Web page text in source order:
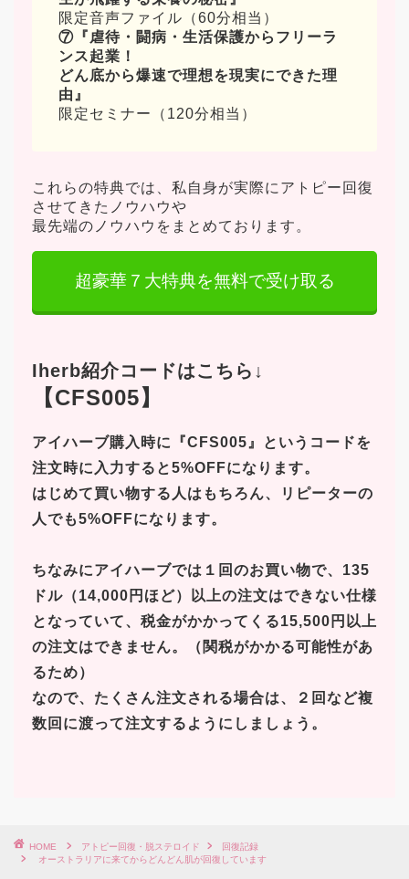
限定音声ファイル（60分相当）
⑦ 『虐待・闘病・生活保護からフリーラ
ンス起業！
どん底から爆速で理想を現実にできた理
由』
限定セミナー（120分相当）
これらの特典では、私自身が実際にアトピー回復
させてきたノウハウや
最先端のノウハウをまとめております。
超豪華７大特典を無料で受け取る
Iherb紹介コードはこちら↓
【CFS005】
アイハーブ購入時に『CFS005』というコードを
注文時に入力すると5%OFFになります。
はじめて買い物する人はもちろん、
リピーターの
人でも5%OFFになります。
ちなみにアイハーブでは１回のお買い物で、135
ドル（14,000円ほど）以上の注文はできない仕様
となっていて、税金がかかってくる15,500円以上
の注文はできません。（関税がかかる可能性があ
るため）
なので、たくさん注文される場合は、２回など複
数回に渡って注文するようにしましょう。
HOME アトピー回復・脱ステロイド
回復記録
オーストラリアに来てからどんどん肌が回復しています